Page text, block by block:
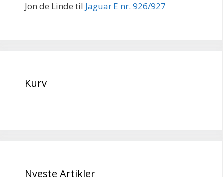
Jon de Linde til Jaguar E nr. 926/927
Kurv
Nyeste Artikler